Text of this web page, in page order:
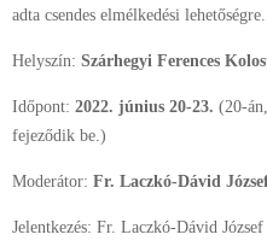
adta csendes elmélkedési lehetőségre.
Helyszín: Szárhegyi Ferences
Időpont: 2022. június 20-23. (20-
fejeződik be.)
Moderátor: Fr. Laczkó-Dávid
Jelentkezés: Fr. Laczkó-Dávid